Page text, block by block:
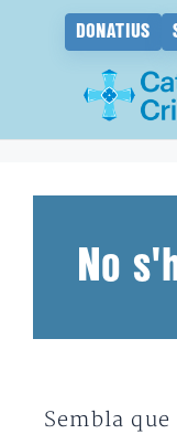
DONATIUS
No
Sembla